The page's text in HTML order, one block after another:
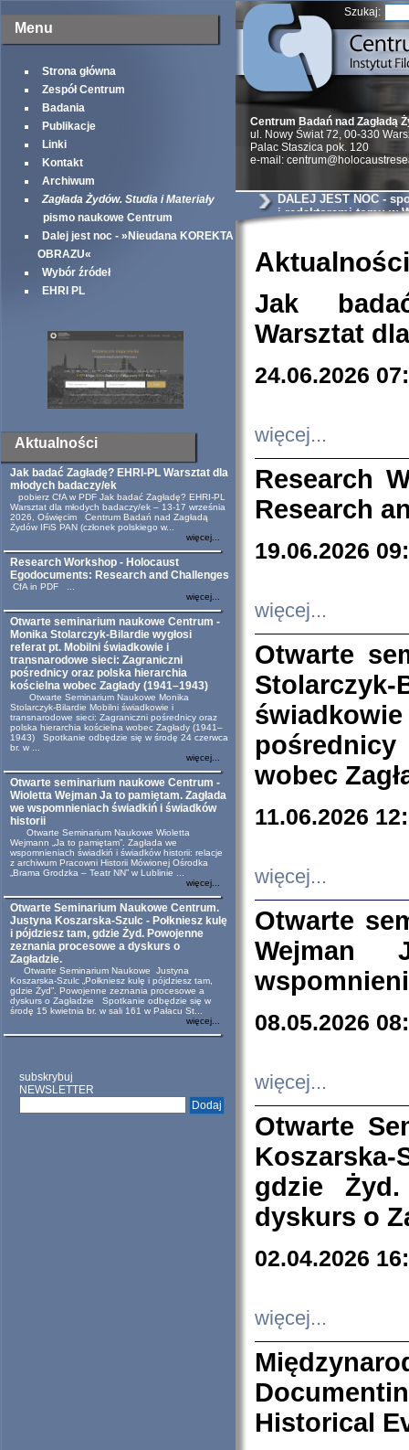
Menu
Strona główna
Zespół Centrum
Badania
Publikacje
Linki
Kontakt
Archiwum
Zagłada Żydów. Studia i Materiały
pismo naukowe Centrum
Dalej jest noc - »Nieudana KOREKTA
OBRAZU«
Wybór źródeł
EHRI PL
Aktualności
Jak badać Zagładę? EHRI-PL Warsztat dla
młodych badaczy/ek
pobierz CfA w PDF Jak badać Zagładę? EHRI-PL
Warsztat dla młodych badaczy/ek – 13-17 września
2026, Oświęcim Centrum Badań nad Zagładą
Żydów IFiS PAN (członek polskiego w...
więcej...
Research Workshop - Holocaust
Egodocuments: Research and Challenges
CfA in PDF ...
więcej...
Otwarte seminarium naukowe Centrum -
Monika Stolarczyk-Bilardie wygłosi
referat pt. Mobilni świadkowie i
transnarodowe sieci: Zagraniczni
pośrednicy oraz polska hierarchia
kościelna wobec Zagłady (1941–1943)
Otwarte Seminarium Naukowe Monika
Stolarczyk-Bilardie Mobilni świadkowie i
transnarodowe sieci: Zagraniczni pośrednicy oraz
polska hierarchia kościelna wobec Zagłady (1941–
1943) Spotkanie odbędzie się w środę 24 czerwca
br. w ...
więcej...
Otwarte seminarium naukowe Centrum -
Wioletta Wejman Ja to pamiętam. Zagłada
we wspomnieniach świadkiń i świadków
historii
Otwarte Seminarium Naukowe Wioletta
Wejmann „Ja to pamiętam”. Zagłada we
wspomnieniach świadkiń i świadków historii: relacje
z archiwum Pracowni Historii Mówionej Ośrodka
„Brama Grodzka – Teatr NN” w Lublinie ...
więcej...
Otwarte Seminarium Naukowe Centrum.
Justyna Koszarska-Szulc - Połkniesz kulę
i pójdziesz tam, gdzie Żyd. Powojenne
zeznania procesowe a dyskurs o
Zagładzie.
Otwarte Seminarium Naukowe Justyna
Koszarska-Szulc „Połkniesz kulę i pójdziesz tam,
gdzie Żyd”. Powojenne zeznania procesowe a
dyskurs o Zagładzie Spotkanie odbędzie się w
środę 15 kwietnia br. w sali 161 w Pałacu St...
więcej...
subskrybuj
NEWSLETTER
Szukaj:
Centrum Badań nad Zagładą
ul. Nowy Świat 72, 00-330
Palac Staszica pok. 120
e-mail:
DALEJ JEST NOC -
i redaktorami tomu w
Aktualności
Jak
Warsztat
24.06.2026
więcej...
Research
Research
19.06.2026
więcej...
Otwarte
wobec
11.06.2026
więcej...
Otwarte
Wejman
08.05.2026
więcej...
Otwarte
Koszarska-
gdzie
dyskurs o
02.04.2026
więcej...
Historical